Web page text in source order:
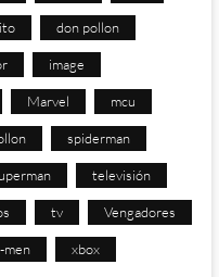
don pollon
image
Marvel mcu
spiderman
televisión
tv Vengadores
men xbox